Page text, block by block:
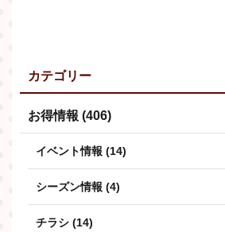
カテゴリー
お得情報 (406)
イベント情報 (14)
シーズン情報 (4)
チラシ (14)